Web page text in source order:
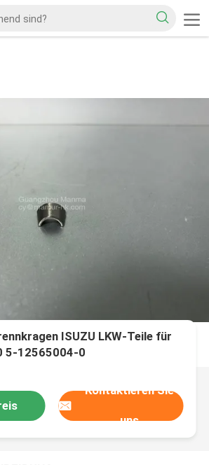
ISUZU LKW-Teile für
5-12565004-0
Kontaktieren Sie
uns